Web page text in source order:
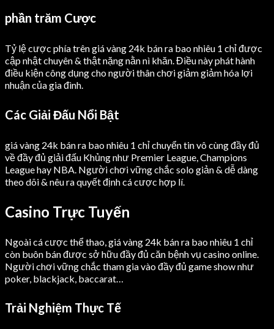
phần trăm Cược
Tỷ lệ cược phía trên giá vàng 24k bán ra bao nhiêu 1 chỉ được
cập nhật chuyên & thật nặng nằn nì khăn. Điều này phát hành
điều kiện công dụng cho người thân chơi giảm giảm hóa lợi
nhuận của gia đình.
Các Giải Đấu Nổi Bật
giá vàng 24k bán ra bao nhiêu 1 chỉ chuyển tin vô cùng đầy đủ
về đầy đủ giải đấu Khủng như Premier League, Champions
League hay NBA. Người chơi vững chắc solo giản & dễ dàng
theo dõi & nêu ra quyết định cá cược hợp lí.
Casino Trực Tuyến
Ngoài cá cược thể thao, giá vàng 24k bán ra bao nhiêu 1 chỉ
còn buôn bán được sở hữu đầy đủ căn bệnh vụ casino online.
Người chơi vững chắc tham gia vào đầy đủ game show như
poker, blackjack, baccarat…
Trải Nghiệm Thực Tế